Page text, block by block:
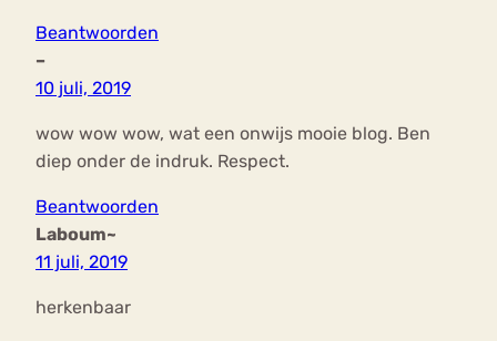
Beantwoorden
–
10 juli, 2019
wow wow wow, wat een onwijs mooie blog. Ben
diep onder de indruk. Respect.
Beantwoorden
Laboum~
11 juli, 2019
herkenbaar